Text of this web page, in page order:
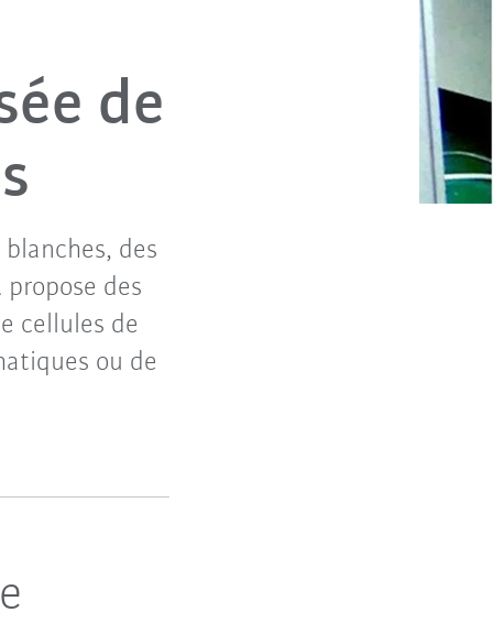
de
des
propose des
cellules de
ou de